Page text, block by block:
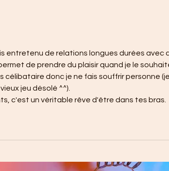
entretenu de relations longues durées avec
de prendre du plaisir quand je le
célibataire donc je ne fais souffrir personne (je
jeu désolé ^^).
c'est un véritable rêve d'être dans tes bras.